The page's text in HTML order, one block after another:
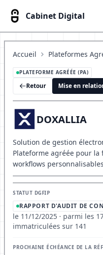
Cabinet Digital
Accueil Plateformes
PLATEFORME AGRÉÉE (PA)
Retour Mise en
DOXALLIA
Solution de gestion
Plateforme agréée pour
workflows
STATUT DGFIP
RAPPORT D'AUDIT DE
le 11/12/2025 · parmi les
immatriculées sur 141
PROCHAINE ÉCHÉANCE DE LA